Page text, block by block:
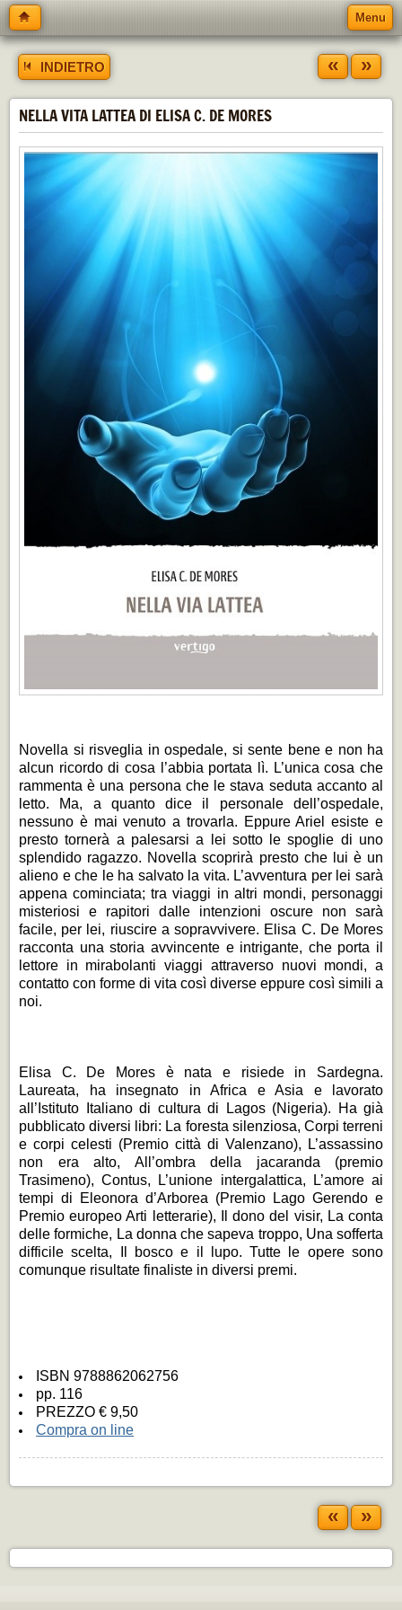
Menu
INDIETRO « »
NELLA VITA LATTEA DI ELISA C. DE MORES
Novella si risveglia in ospedale, si sente bene e non ha
alcun ricordo di cosa l’abbia portata lì. L’unica cosa che
rammenta è una persona che le stava seduta accanto al
letto. Ma, a quanto dice il personale dell’ospedale,
nessuno è mai venuto a trovarla. Eppure Ariel esiste e
presto tornerà a palesarsi a lei sotto le spoglie di uno
splendido ragazzo. Novella scoprirà presto che lui è un
alieno e che le ha salvato la vita. L’avventura per lei sarà
appena cominciata; tra viaggi in altri mondi, personaggi
misteriosi e rapitori dalle intenzioni oscure non sarà
facile, per lei, riuscire a sopravvivere. Elisa C. De Mores
racconta una storia avvincente e intrigante, che porta il
lettore in mirabolanti viaggi attraverso nuovi mondi, a
contatto con forme di vita così diverse eppure così simili a
noi.
Elisa C. De Mores è nata e risiede in Sardegna.
Laureata, ha insegnato in Africa e Asia e lavorato
all’Istituto Italiano di cultura di Lagos (Nigeria). Ha già
pubblicato diversi libri: La foresta silenziosa, Corpi terreni
e corpi celesti (Premio città di Valenzano), L’assassino
non era alto, All’ombra della jacaranda (premio
Trasimeno), Contus, L’unione intergalattica, L’amore ai
tempi di Eleonora d’Arborea (Premio Lago Gerendo e
Premio europeo Arti letterarie), Il dono del visir, La conta
delle formiche, La donna che sapeva troppo, Una sofferta
difficile scelta, Il bosco e il lupo. Tutte le opere sono
comunque risultate finaliste in diversi premi.
ISBN 9788862062756
pp. 116
PREZZO € 9,50
Compra on line
« »